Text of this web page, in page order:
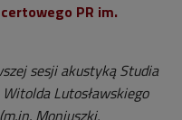
PR im.
sesji akustyką Studia
Lutosławskiego
Moniuszki,